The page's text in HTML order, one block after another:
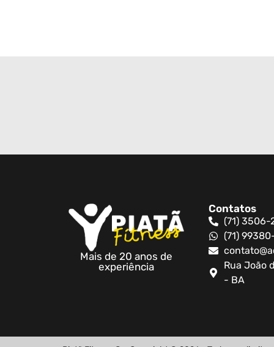
Mais de 20 anos de
experiência
Contatos
(71) 3506-
(71)
Rua João
- BA